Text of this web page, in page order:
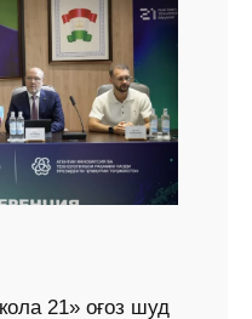
21» оғоз шуд